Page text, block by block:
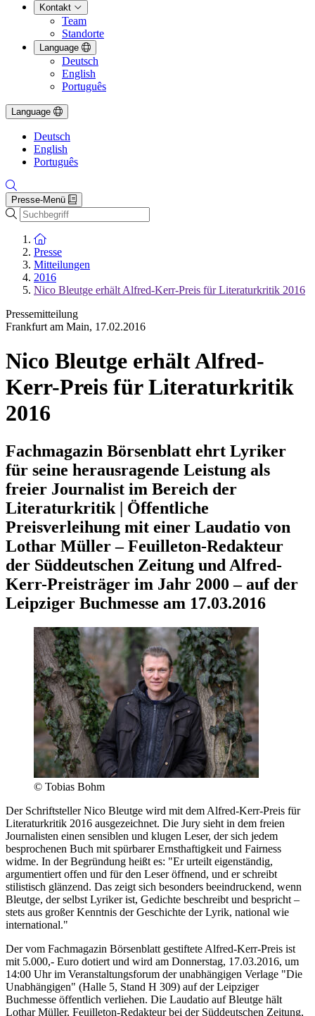
Kontakt
Team
Standorte
Language
Deutsch
English
Português
Language
Deutsch
English
Português
Presse-Menü
Suche
Zur Startseite
Presse
Mitteilungen
2016
Nico Bleutge erhält Alfred-Kerr-Preis für Literaturkritik 2016
Pressemitteilung
Frankfurt am Main, 17.02.2016
Nico Bleutge erhält Alfred-
Kerr-Preis für Literaturkritik
2016
Fachmagazin Börsenblatt ehrt Lyriker
für seine herausragende Leistung als
freier Journalist im Bereich der
Literaturkritik | Öffentliche
Preisverleihung mit einer Laudatio von
Lothar Müller – Feuilleton-Redakteur
der Süddeutschen Zeitung und Alfred-
Kerr-Preisträger im Jahr 2000 – auf der
Leipziger Buchmesse am 17.03.2016
© Tobias Bohm
Der Schriftsteller Nico Bleutge wird mit dem Alfred-Kerr-Preis für
Literaturkritik 2016 ausgezeichnet. Die Jury sieht in dem freien
Journalisten einen sensiblen und klugen Leser, der sich jedem
besprochenen Buch mit spürbarer Ernsthaftigkeit und Fairness
widme. In der Begründung heißt es: "Er urteilt eigenständig,
argumentiert offen und für den Leser öffnend, und er schreibt
stilistisch glänzend. Das zeigt sich besonders beeindruckend, wenn
Bleutge, der selbst Lyriker ist, Gedichte beschreibt und bespricht –
stets aus großer Kenntnis der Geschichte der Lyrik, national wie
international."
Der vom Fachmagazin Börsenblatt gestiftete Alfred-Kerr-Preis ist
mit 5.000,- Euro dotiert und wird am Donnerstag, 17.03.2016, um
14:00 Uhr im Veranstaltungsforum der unabhängigen Verlage "Die
Unabhängigen" (Halle 5, Stand H 309) auf der Leipziger
Buchmesse öffentlich verliehen. Die Laudatio auf Bleutge hält
Lothar Müller, Feuilleton-Redakteur bei der Süddeutschen Zeitung,